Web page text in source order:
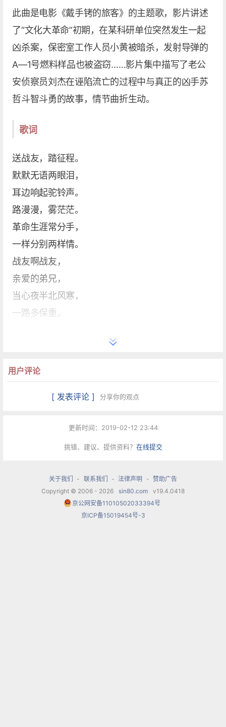
此曲是电影《戴手铐的旅客》的主题歌，影片讲述
了“文化大革命”初期，在某科研单位突然发生一起
凶杀案，保密室工作人员小黄被暗杀，发射导弹的
A—1号燃料样品也被盗窃……影片集中描写了老公
安侦察员刘杰在诬陷流亡的过程中与真正的凶手苏
哲斗智斗勇的故事，情节曲折生动。
歌词
送战友，踏征程。
默默无语两眼泪，
耳边响起驼铃声。
路漫漫，雾茫茫。
革命生涯常分手，
一样分别两样情。
战友啊战友，
亲爱的弟兄，
当心夜半北风寒，
一路多保重。
任重道远多艰辛，
洒下一路驼铃声。
山叠嶂，水纵横。
不负人民养育情。
战友啊战友，
待到春风传佳讯，
我们再相逢。
用户评论
[ 发表评论 ] 分享你的观点
更新时间：2019-02-12 23:44
挑错、建议、提供资料？ 在线提交
关于我们 - 联系我们 - 法律声明 - 赞助广告
Copyright © 2006 - 2026
sin80.com
v19.4.0418
京公网安备11010502033394号
京ICP备15019454号-3